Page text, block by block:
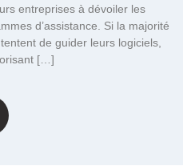
entreprises à dévoiler les
d’assistance. Si la majorité
de guider leurs logiciels,
[…]